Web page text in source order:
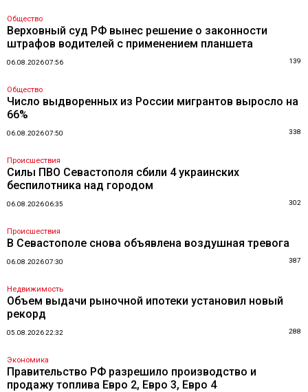
Общество
Верховный суд РФ вынес решение о законности
штрафов водителей с применением планшета
06.08.2026 07:56 139
Общество
Число выдворенных из России мигрантов выросло на
66%
06.08.2026 07:50 338
Происшествия
Силы ПВО Севастополя сбили 4 украинских
беспилотника над городом
06.08.2026 06:35 302
Происшествия
В Севастополе снова объявлена воздушная тревога
06.08.2026 07:30 387
Недвижимость
Объем выдачи рыночной ипотеки установил новый
рекорд
05.08.2026 22:32 288
Экономика
Правительство РФ разрешило производство и
продажу топлива Евро 2, Евро 3, Евро 4